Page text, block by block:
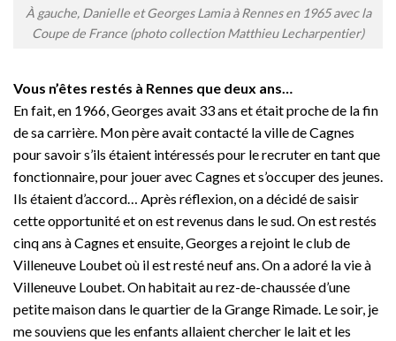
À gauche, Danielle et Georges Lamia à Rennes en 1965 avec la
Coupe de France (photo collection Matthieu Lecharpentier)
Vous n’êtes restés à Rennes que deux ans…
En fait, en 1966, Georges avait 33 ans et était proche de la fin
de sa carrière. Mon père avait contacté la ville de Cagnes
pour savoir s’ils étaient intéressés pour le recruter en tant que
fonctionnaire, pour jouer avec Cagnes et s’occuper des jeunes.
Ils étaient d’accord… Après réflexion, on a décidé de saisir
cette opportunité et on est revenus dans le sud. On est restés
cinq ans à Cagnes et ensuite, Georges a rejoint le club de
Villeneuve Loubet où il est resté neuf ans. On a adoré la vie à
Villeneuve Loubet. On habitait au rez-de-chaussée d’une
petite maison dans le quartier de la Grange Rimade. Le soir, je
me souviens que les enfants allaient chercher le lait et les